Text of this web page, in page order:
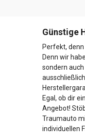
Günstige
Perfekt,
Denn wir
sondern
Egal, ob dir
Angebot!
Traumauto
individuellen